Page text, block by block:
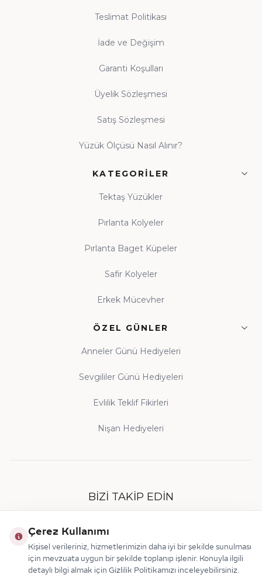
Teslimat Politikası
İade ve Değişim
Garanti Koşulları
Üyelik Sözleşmesi
Satış Sözleşmesi
Yüzük Ölçüsü Nasıl Alınır?
KATEGORILER
Tektaş Yüzükler
Pırlanta Kolyeler
Pırlanta Baget Küpeler
Safir Kolyeler
Erkek Mücevher
ÖZEL GÜNLER
Anneler Günü Hediyeleri
Sevgililer Günü Hediyeleri
Evlilik Teklif Fikirleri
Nişan Hediyeleri
BIZI TAKIP EDIN
Çerez Kullanımı
Kişisel verileriniz, hizmetlerimizin daha iyi bir şekilde sunulması
için mevzuata uygun bir şekilde toplanıp işlenir. Konuyla ilgili
detaylı bilgi almak için Gizlilik Politikamızı inceleyebilirsiniz.